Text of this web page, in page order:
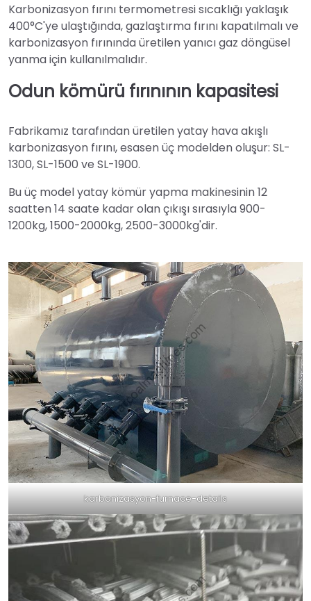
Karbonizasyon fırını termometresi sıcaklığı yaklaşık
400°C'ye ulaştığında, gazlaştırma fırını kapatılmalı ve
karbonizasyon fırınında üretilen yanıcı gaz döngüsel
yanma için kullanılmalıdır.
Odun kömürü fırınının kapasitesi
Fabrikamız tarafından üretilen yatay hava akışlı
karbonizasyon fırını, esasen üç modelden oluşur: SL-
1300, SL-1500 ve SL-1900.
Bu üç model yatay kömür yapma makinesinin 12
saatten 14 saate kadar olan çıkışı sırasıyla 900-
1200kg, 1500-2000kg, 2500-3000kg'dir.
karbonizasyon-furnace-details